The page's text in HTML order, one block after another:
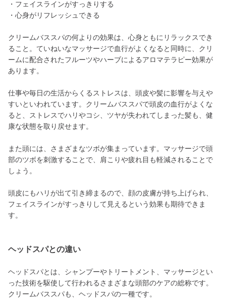
・フェイスラインがすっきりする
・心身がリフレッシュできる
クリームバススパの何よりの効果は、心身ともにリラックスでき
ること。ていねいなマッサージで血行がよくなると同時に、クリ
ームに配合されたフルーツやハーブによるアロマテラピー効果が
あります。
仕事や毎日の生活からくるストレスは、頭皮や髪に影響を与えや
すいといわれています。クリームバススパで頭皮の血行がよくな
ると、ストレスでハリやコシ、ツヤが失われてしまった髪も、健
康な状態を取り戻せます。
また頭には、さまざまなツボが集まっています。マッサージで頭
部のツボを刺激することで、肩こりや疲れ目も軽減されることで
しょう。
頭皮にもハリが出て引き締まるので、顔の皮膚が持ち上げられ、
フェイスラインがすっきりして見えるという効果も期待できま
す。
ヘッドスパとの違い
ヘッドスパとは、シャンプーやトリートメント、マッサージとい
った技術を駆使して行われるさまざまな頭部のケアの総称です。
クリームバススパも、ヘッドスパの一種です。